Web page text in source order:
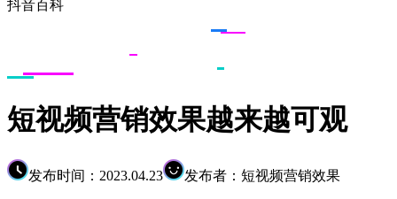
抖音百科
短视频营销效果越来越可观
发布时间：2023.04.23 发布者：短视频营销效果